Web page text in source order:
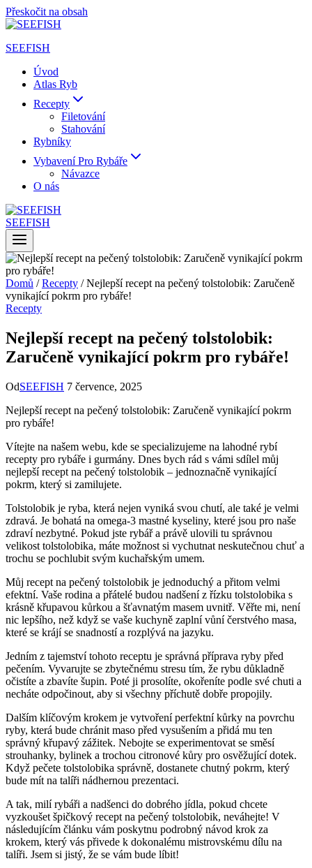
Přeskočit na obsah
SEEFISH
Úvod
Atlas Ryb
Recepty
Filetování
Stahování
Rybníky
Vybavení Pro Rybáře
Návazce
O nás
SEEFISH
Domů / Recepty / Nejlepší recept na pečený tolstolobik: Zaručeně
vynikající pokrm pro rybáře!
Recepty
Nejlepší recept na pečený tolstolobik:
Zaručeně vynikající pokrm pro rybáře!
OdSEEFISH 7 července, 2025
Nejlepší recept na pečený tolstolobik: Zaručeně vynikající pokrm
pro rybáře!
Vítejte na našem webu, kde se specializujeme na lahodné rybí
recepty pro rybáře i gurmány. Dnes bych rád s vámi sdílel můj
nejlepší recept na pečený tolstolobik – jednoznačně vynikající
pokrm, který si zamilujete.
Tolstolobik je ryba, která nejen vyniká svou chutí, ale také je velmi
zdravá. Je bohatá na omega-3 mastné kyseliny, které jsou pro naše
zdraví nezbytné. Pokud jste rybář a právě ulovili tu správnou
velikost tolstolobika, máte možnost si vychutnat neskutečnou chuť a
trochu se pochlubit svým kuchařským umem.
Můj recept na pečený tolstolobik je jednoduchý a přitom velmi
efektní. Vaše rodina a přátelé budou nadšení z řízku tolstolobika s
krásně křupavou kůrkou a šťavnatým masem uvnitř. Věřte mi, není
nic lepšího, než když se vaše kuchyně zaplní vůní čerstvého masa,
které se krájí se snadností a rozplývá na jazyku.
Jedním z tajemství tohoto receptu je správná příprava ryby před
pečením. Vyvarujte se zbytečnému stresu tím, že rybu důkladně
očistíte a zbavíte šupin. Poté ji prosolíte, okořeníte podle své chuti a
necháte odpočinout, aby si všechny příchutě dobře propojily.
Dalším klíčovým krokem je vytvoření perfektní kůrky na povrchu
ryby, která bude chránit maso před vysušením a přidá mu ten
správný křupavý zážitek. Nebojte se experimentovat se směsí
strouhanky, bylinek a trochou citronové kůry pro osvěžující dotek.
Když pečete tolstolobika správně, dostanete chutný pokrm, který
bude mít na talíři nádhernou prezentaci.
A tak, milí rybáři a nadšenci do dobrého jídla, pokud chcete
vyzkoušet špičkový recept na pečený tolstolobik, neváhejte! V
následujícím článku vám poskytnu podrobný návod krok za
krokem, který vás přivede k dokonalému mistrovskému dílu na
talíři. Jsem si jistý, že se vám bude líbit!